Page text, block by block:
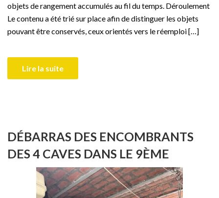
objets de rangement accumulés au fil du temps. Déroulement
Le contenu a été trié sur place afin de distinguer les objets
pouvant être conservés, ceux orientés vers le réemploi […]
Lire la suite
DÉBARRAS DES ENCOMBRANTS
DES 4 CAVES DANS LE 9ÈME